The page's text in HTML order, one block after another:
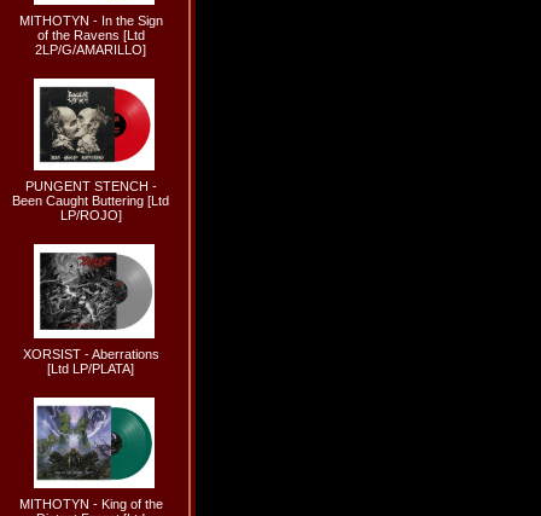
MITHOTYN - In the Sign
of the Ravens [Ltd
2LP/G/AMARILLO]
PUNGENT STENCH -
Been Caught Buttering [Ltd
LP/ROJO]
XORSIST - Aberrations
[Ltd LP/PLATA]
MITHOTYN - King of the